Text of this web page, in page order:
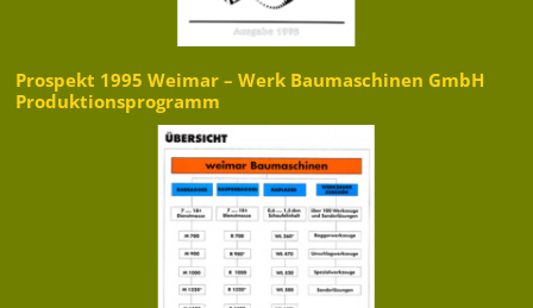
Prospekt 1995 Weimar – Werk Baumaschinen GmbH
Produktionsprogramm